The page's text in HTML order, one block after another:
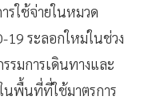
รใช้จ่ายในหมวด
19 ระลอกใหม่ในช่วง
รมการเดินทางและ
นพื้นที่ที่ใช้มาตรการ